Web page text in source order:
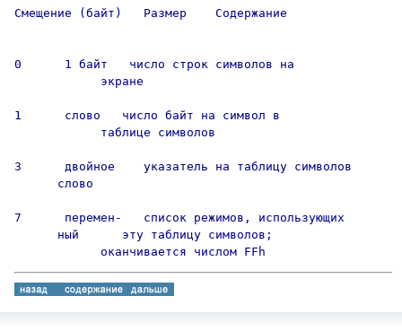
Смещение (байт)   Размер    Содержание
0      1 байт   число строк символов на
            экране
1      слово   число байт на символ в
            таблице символов
3      двойное    указатель на таблицу символов
      слово
7      перемен-   список режимов, использующих
      ный      эту таблицу символов;
            оканчивается числом FFh